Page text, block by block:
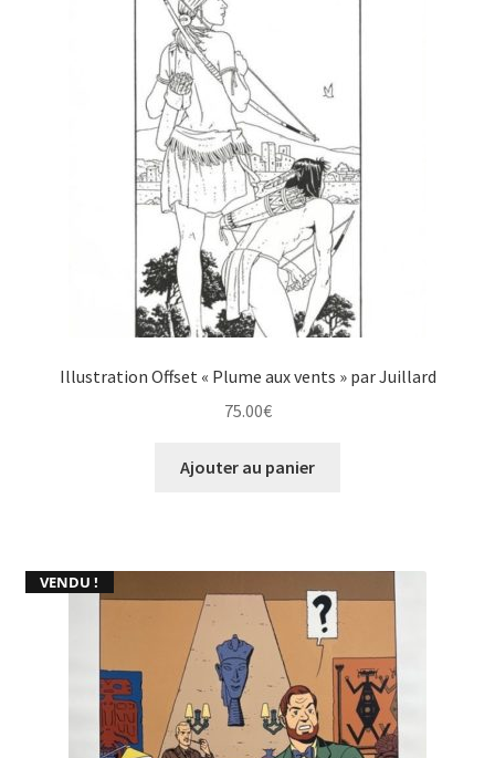
Illustration Offset « Plume aux vents » par Juillard
75.00€
Ajouter au panier
VENDU !